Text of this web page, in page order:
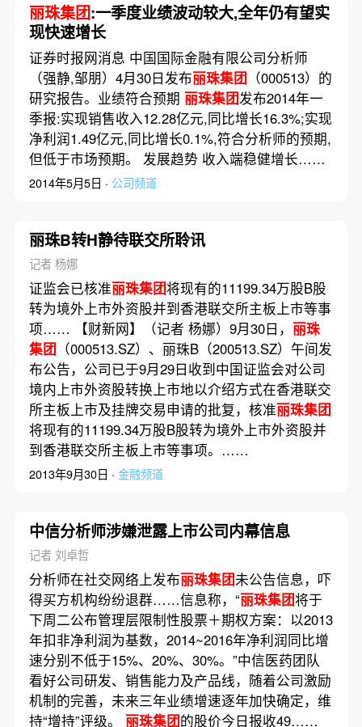
丽珠集团:一季度业绩波动较大,全年仍有望实
现快速增长
证券时报网消息 中国国际金融有限公司分析师
（强静,邹朋）4月30日发布丽珠集团 （000513）的
研究报告。业绩符合预期 丽珠集团发布2014年一
季报:实现销售收入12.28亿元,同比增长16.3%;实现
净利润1.49亿元,同比增长0.1%,符合分析师的预期,
但低于市场预期。 发展趋势 收入端稳健增长……
2014年5月5日 · 公司频道
丽珠B转H静待联交所聆讯
记者 杨娜
证监会已核准丽珠集团将现有的11199.34万股B股
转为境外上市外资股并到香港联交所主板上市等事
项…… 【财新网】（记者 杨娜）9月30日， 丽珠
集团 （000513.SZ）、丽珠B（200513.SZ）午间发
布公告，公司已于9月29日收到中国证监会对公司
境内上市外资股转换上市地以介绍方式在香港联交
所主板上市及挂牌交易申请的批复，核准丽珠集团
将现有的11199.34万股B股转为境外上市外资股并
到香港联交所主板上市等事项。……
2013年9月30日 · 金融频道
中信分析师涉嫌泄露上市公司内幕信息
记者 刘卓哲
分析师在社交网络上发布丽珠集团未公告信息，吓
得买方机构纷纷退群……信息称，“丽珠集团将于
下周二公布管理层限制性股票＋期权方案：以2013
年扣非净利润为基数，2014~2016年净利润同比增
速分别不低于15%、20%、30%。”中信医药团队
看好公司研发、销售能力及产品线，随着公司激励
机制的完善，未来三年业绩增速逐年加快确定，维
持“增持”评级。 丽珠集团的股价今日报收49……